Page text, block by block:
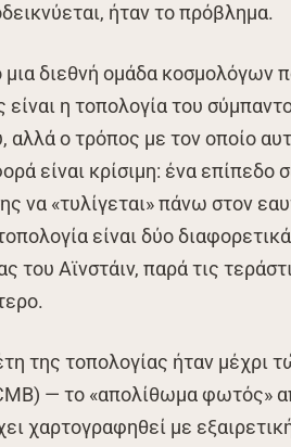
ήταν το πρόβλημα.
διεθνή ομάδα κοσμολόγων
είναι η τοπολογία του
ο τρόπος με τον οποίο
είναι κρίσιμη: ένα επίπεδο
να «τυλίγεται» πάνω στον
είναι δύο
του Αϊνστάιν, παρά τις
της τοπολογίας ήταν μέχρι
— το «απολίθωμα φωτός»
χαρτογραφηθεί με